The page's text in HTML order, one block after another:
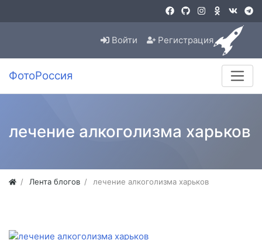
Войти Регистрация
ФотоРоссия
лечение алкоголизма харьков
Лента блогов лечение алкоголизма харьков